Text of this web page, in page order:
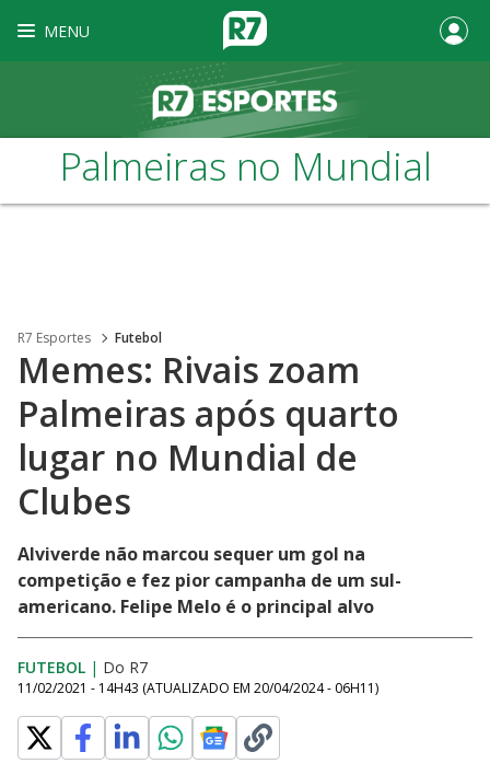
MENU
Palmeiras no Mundial
R7 Esportes Futebol
Memes: Rivais zoam
Palmeiras após quarto
lugar no Mundial de
Clubes
Alviverde não marcou sequer um gol na
competição e fez pior campanha de um sul-
americano. Felipe Melo é o principal alvo
FUTEBOL | Do R7
11/02/2021 - 14H43 (ATUALIZADO EM 20/04/2024 - 06H11)